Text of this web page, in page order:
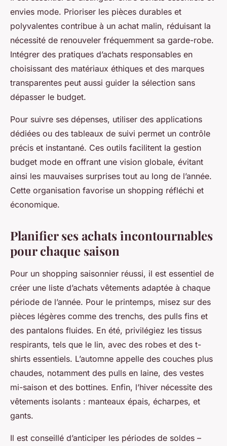
envies mode. Prioriser les pièces durables et
polyvalentes contribue à un achat malin, réduisant la
nécessité de renouveler fréquemment sa garde-robe.
Intégrer des pratiques d’achats responsables en
choisissant des matériaux éthiques et des marques
transparentes peut aussi guider la sélection sans
dépasser le budget.
Pour suivre ses dépenses, utiliser des applications
dédiées ou des tableaux de suivi permet un contrôle
précis et instantané. Ces outils facilitent la gestion
budget mode en offrant une vision globale, évitant
ainsi les mauvaises surprises tout au long de l’année.
Cette organisation favorise un shopping réfléchi et
économique.
Planifier ses achats incontournables
pour chaque saison
Pour un shopping saisonnier réussi, il est essentiel de
créer une liste d’achats vêtements adaptée à chaque
période de l’année. Pour le printemps, misez sur des
pièces légères comme des trenchs, des pulls fins et
des pantalons fluides. En été, privilégiez les tissus
respirants, tels que le lin, avec des robes et des t-
shirts essentiels. L’automne appelle des couches plus
chaudes, notamment des pulls en laine, des vestes
mi-saison et des bottines. Enfin, l’hiver nécessite des
vêtements isolants : manteaux épais, écharpes, et
gants.
Il est conseillé d’anticiper les périodes de soldes –